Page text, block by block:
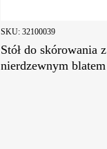
SKU:32100039
Stół do skórowania z
nierdzewnym blatem